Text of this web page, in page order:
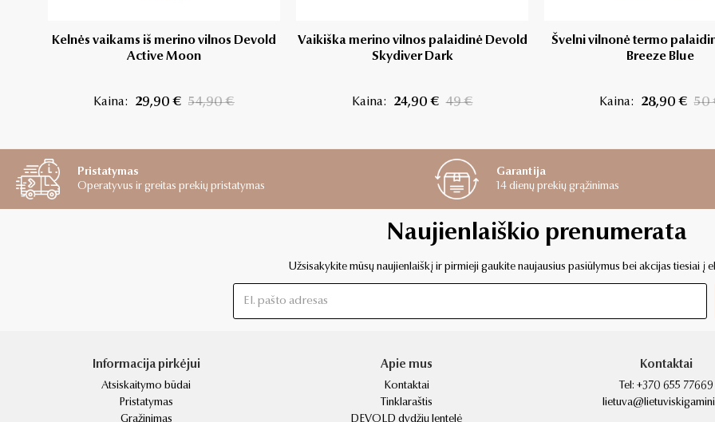
Kelnės vaikams iš merino vilnos Devold
Active Moon
Kaina: 29,90 € 54,90 €
Vaikiška merino vilnos palaidinė Devold
Skydiver Dark
Kaina: 24,90 € 49 €
Švelni vilnonė termo
Breeze Blue
Kaina: 28,90 € 50
Pristatymas
Operatyvus ir greitas prekių pristatymas
Garantija
14 dienų prekių grąžinimas
Naujienlaiškio prenumerata
Užsisakykite mūsų naujienlaiškį ir pirmieji gaukite naujausius pasiūlymus bei akcijas tiesiai į
Informacija pirkėjui
Atsiskaitymo būdai
Pristatymas
Grąžinimas
Apie mus
Kontaktai
Tinklaraštis
DEVOLD dydžių lentelė
Kontaktai
Tel: +370 655 77669